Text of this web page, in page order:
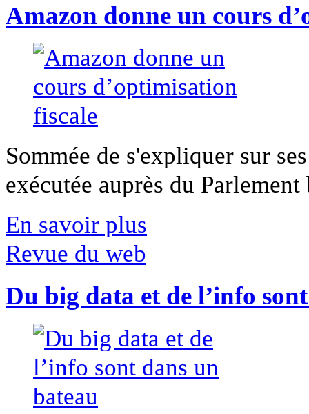
Amazon donne un cours
Sommée de s'expliquer sur
exécutée auprès du
En savoir plus
Revue du web
Du big data et de l’info